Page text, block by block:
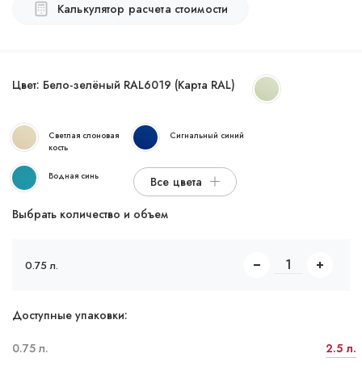
Калькулятор расчета стоимости
Цвет: Бело-зелёный RAL6019 (Карта RAL)
Светлая слоновая
кость
Сигнальный синий
Водная синь
Все цвета
Выбрать количество и объем
0.75 л.
Доступные упаковки:
0.75 л. 2.5 л.